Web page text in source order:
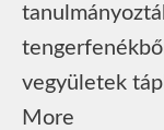
vegyületek
More